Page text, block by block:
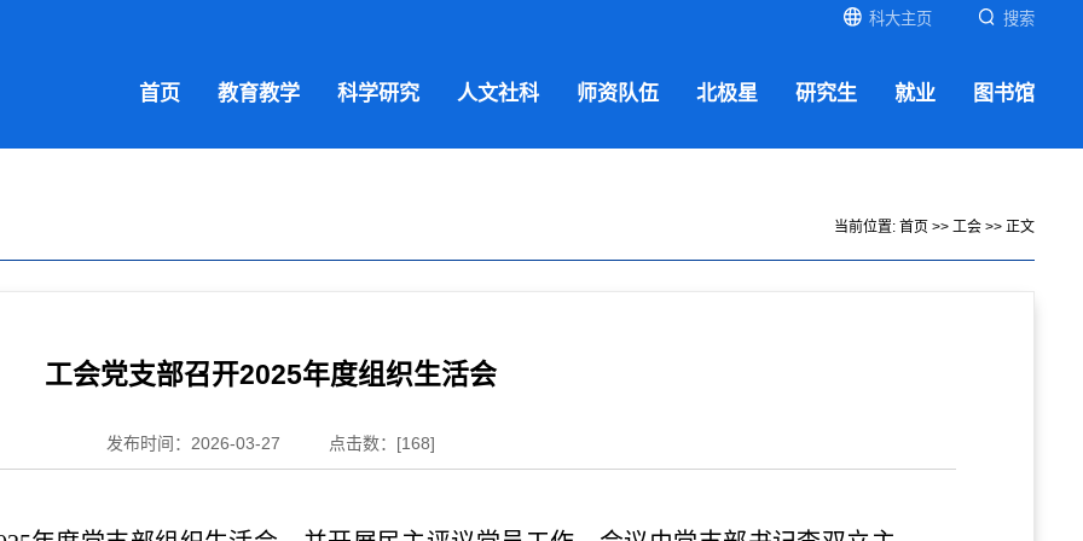
科大主页 搜索
首页 教育教学 科学研究 人文社科 师资队伍 北极星 研究生 就业 图书馆
当前位置: 首页 >> 工会>> 正文
工会党支部召开2025年度组织生活会
发布时间：2026-03-27 点击数：[168]